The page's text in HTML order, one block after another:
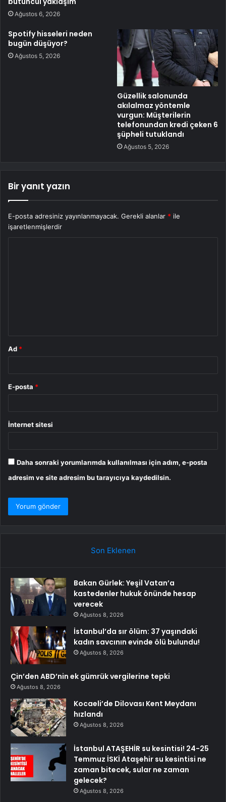
Ağustos 6, 2026
Spotify hisseleri neden
bugün düşüyor?
Ağustos 5, 2026
Güzellik salonunda
akılalmaz yöntemle
vurgun: Müşterilerin
telefonundan kredi çeken 6
şüpheli tutuklandı
Ağustos 5, 2026
Bir yanıt yazın
E-posta adresiniz yayınlanmayacak. Gerekli alanlar * ile
işaretlenmişlerdir
Ad *
E-posta *
İnternet sitesi
Daha sonraki yorumlarımda kullanılması için adım, e-posta
adresim ve site adresim bu tarayıcıya kaydedilsin.
Son Eklenen
Bakan Gürlek: Yeşil Vatan’a
kastedenler hukuk önünde hesap
verecek
Ağustos 8, 2026
İstanbul’da sır ölüm: 37 yaşındaki
kadın savcının evinde ölü bulundu!
Ağustos 8, 2026
Çin’den ABD’nin ek gümrük vergilerine tepki
Ağustos 8, 2026
Kocaeli’de Dilovası Kent Meydanı
hızlandı
Ağustos 8, 2026
İstanbul ATAŞEHİR su kesintisi! 24-25
Temmuz İSKİ Ataşehir su kesintisi ne
zaman bitecek, sular ne zaman
gelecek?
Ağustos 8, 2026